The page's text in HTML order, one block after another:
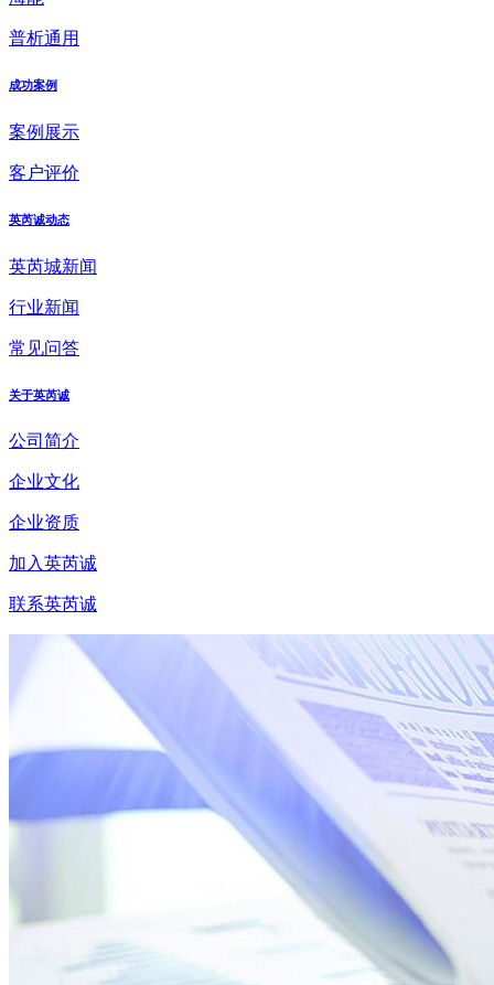
普析通用
成功案例
案例展示
客户评价
英芮诚动态
英芮城新闻
行业新闻
常见问答
关于英芮诚
公司简介
企业文化
企业资质
加入英芮诚
联系英芮诚